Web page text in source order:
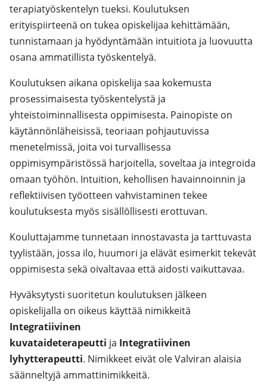
terapiatyöskentelyn tueksi. Koulutuksen
erityispiirteenä on tukea opiskelijaa kehittämään,
tunnistamaan ja hyödyntämään intuitiota ja luovuutta
osana ammatillista työskentelyä.
Koulutuksen aikana opiskelija saa kokemusta
prosessimaisesta työskentelystä ja
yhteistoiminnallisesta oppimisesta. Painopiste on
käytännönläheisissä, teoriaan pohjautuvissa
menetelmissä, joita voi turvallisessa
oppimisympäristössä harjoitella, soveltaa ja integroida
omaan työhön. Intuition, kehollisen havainnoinnin ja
reflektiivisen työotteen vahvistaminen tekee
koulutuksesta myös sisällöllisesti erottuvan.
Kouluttajamme tunnetaan innostavasta ja tarttuvasta
tyylistään, jossa ilo, huumori ja elävät esimerkit tekevät
oppimisesta sekä oivaltavaa että aidosti vaikuttavaa.
Hyväksytysti suoritetun koulutuksen jälkeen
opiskelijalla on oikeus käyttää nimikkeitä
Integratiivinen
kuvataideterapeutti ja Integratiivinen
lyhytterapeutti. Nimikkeet eivät ole Valviran alaisia
säänneltyjä ammattinimikkeitä.